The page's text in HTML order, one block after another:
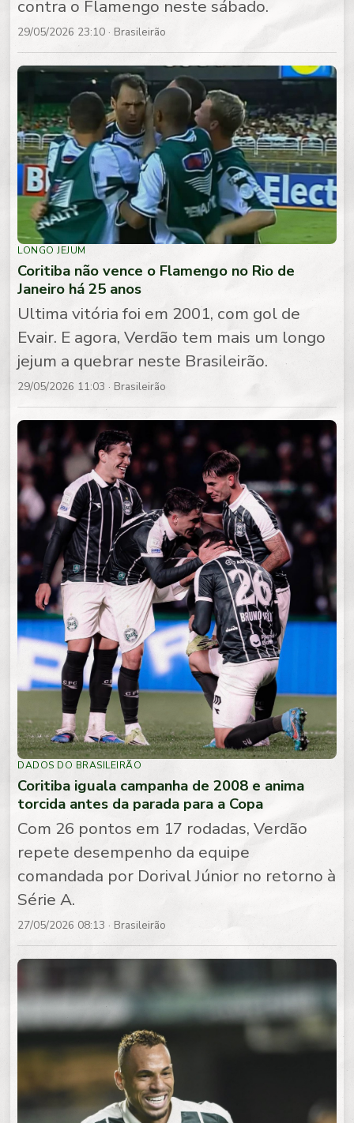
contra o Flamengo neste sábado.
29/05/2026 23:10 · Brasileirão
LONGO JEJUM
Coritiba não vence o Flamengo no Rio de
Janeiro há 25 anos
Ultima vitória foi em 2001, com gol de
Evair. E agora, Verdão tem mais um longo
jejum a quebrar neste Brasileirão.
29/05/2026 11:03 · Brasileirão
DADOS DO BRASILEIRÃO
Coritiba iguala campanha de 2008 e anima
torcida antes da parada para a Copa
Com 26 pontos em 17 rodadas, Verdão
repete desempenho da equipe
comandada por Dorival Júnior no retorno à
Série A.
27/05/2026 08:13 · Brasileirão